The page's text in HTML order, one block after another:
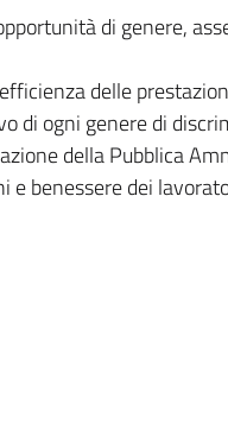
di genere,
delle
di ogni genere di
della Pubblica
benessere dei